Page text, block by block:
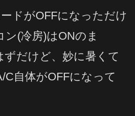
ドがOFFになっただけ
(冷房)はONのま
ずだけど、妙に暑くて
C自体がOFFになって